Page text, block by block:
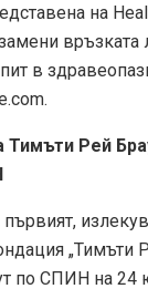
на
връзката
в
Тимъти Рей
„Тимъти
по СПИН на 24